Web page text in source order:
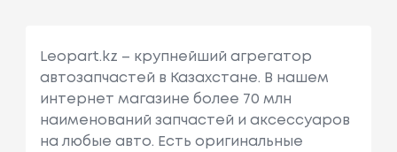
Leopart.kz – крупнейший агрегатор
автозапчастей в Казахстане. В нашем
интернет магазине более 70 млн
наименований запчастей и аксессуаров
на любые авто. Есть оригинальные